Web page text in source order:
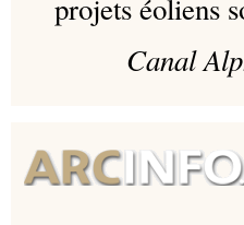
projets éoliens
Canal